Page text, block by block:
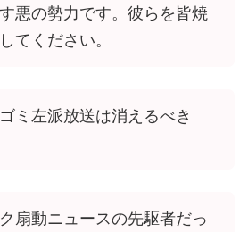
悪の勢力です。彼らを皆焼
てください。
ミ左派放送は消えるべき
扇動ニュースの先駆者だっ